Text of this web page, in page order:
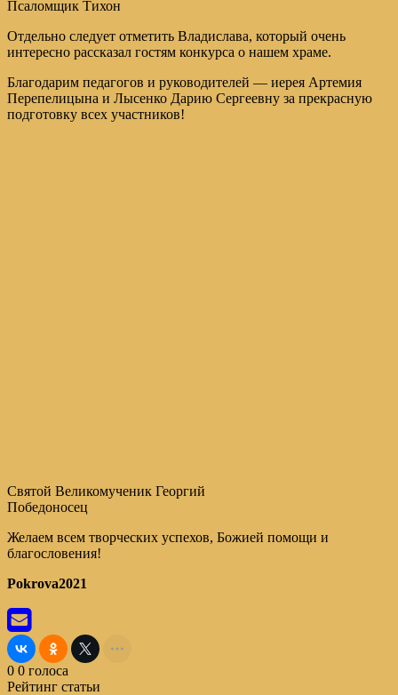
Псаломщик Тихон
Отдельно следует отметить Владислава, который очень
интересно рассказал гостям конкурса о нашем храме.
Благодарим педагогов и руководителей — иерея Артемия
Перепелицына и Лысенко Дарию Сергеевну за прекрасную
подготовку всех участников!
Святой Великомученик Георгий
Победоносец
Желаем всем творческих успехов, Божией помощи и
благословения!
Pokrova2021
0 0 голоса
Рейтинг статьи